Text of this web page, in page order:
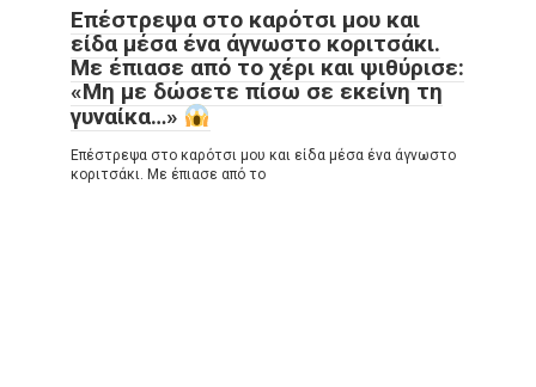
Επέστρεψα στο καρότσι μου και
είδα μέσα ένα άγνωστο κοριτσάκι.
Με έπιασε από το χέρι και ψιθύρισε:
«Μη με δώσετε πίσω σε εκείνη τη
γυναίκα…»
Επέστρεψα στο καρότσι μου και είδα μέσα ένα άγνωστο
κοριτσάκι. Με έπιασε από το